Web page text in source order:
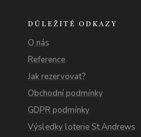
DŮLEŽITÉ ODKAZY
O nás
Reference
Jak rezervovat?
Obchodní podmínky
GDPR podmínky
Výsledky loterie St Andrews